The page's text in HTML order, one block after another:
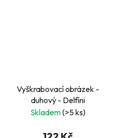
Vyškrabovací obrázek -
duhový - Delfíni
Skladem(>5 ks)